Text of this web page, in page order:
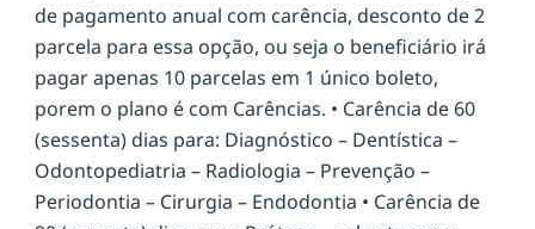
de pagamento anual com carência, desconto de 2
parcela para essa opção, ou seja o beneficiário irá
pagar apenas 10 parcelas em 1 único boleto,
porem o plano é com Carências. • Carência de 60
(sessenta) dias para: Diagnóstico – Dentística –
Odontopediatria – Radiologia – Prevenção –
Periodontia – Cirurgia – Endodontia • Carência de